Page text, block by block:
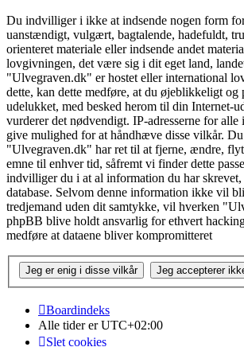
Du indvilliger i ikke at indsende nogen form
uanstændigt, vulgært, bagtalende, hadefuldt,
orienteret materiale eller indsende andet
lovgivningen, det være sig i dit eget land,
"Ulvegraven.dk" er hostet eller international
dette, kan dette medføre, at du øjeblikkeligt og
udelukket, med besked herom til din Internet-
vurderer det nødvendigt. IP-adresserne for
give mulighed for at håndhæve disse vilkår.
"Ulvegraven.dk" har ret til at fjerne, ændre,
emne til enhver tid, såfremt vi finder dette
indvilliger du i at al information du har
database. Selvom denne information ikke vil
tredjemand uden dit samtykke, vil hverken
phpBB blive holdt ansvarlig for ethvert
medføre at dataene bliver kompromitteret
Boardindeks
Alle tider erUTC+02:00
Slet cookies